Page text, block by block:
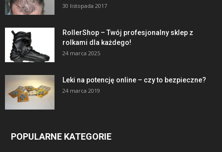
30 listopada 2017
RollerShop – Twój profesjonalny sklep z
rolkami dla każdego!
24 marca 2025
Leki na potencję online – czy to bezpieczne?
24 marca 2019
POPULARNE KATEGORIE